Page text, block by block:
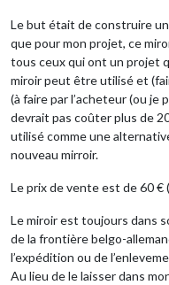
Le but était de construire
que pour mon projet, ce
tous ceux qui ont un projet
miroir peut être utilisé et
(à faire par l’acheteur (ou je
devrait pas coûter plus de
utilisé comme une
nouveau mirroir.
Le prix de vente est de 60 €
Le miroir est toujours dans
de la frontière belgo-
l’expédition ou de
Au lieu de le laisser dans